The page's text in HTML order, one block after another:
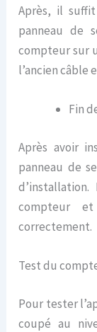
Après, il
panneau de
compteur sur
l’ancien câble
Fin
Après avoir
panneau de
compteur
correctement.
Test du
Pour tester
coupé au